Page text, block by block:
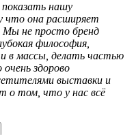
показать нашу
что она расширяет
Мы не просто бренд
философия,
в массы, делать частью
здорово
выставки и
о том, что у нас всё